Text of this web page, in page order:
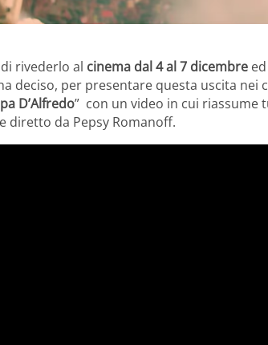
rivederlo al cinema dal 4 al 7 dicembre
deciso, per presentare questa uscita
D’Alfredo” con un video in cui riassume
diretto da Pepsy Romanoff.